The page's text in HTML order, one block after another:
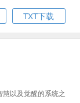
TXT下载
以及觉醒的系统之